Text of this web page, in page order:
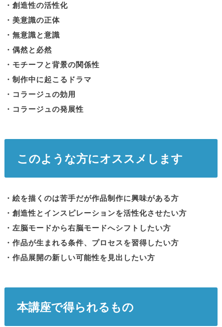
・創造性の活性化
・美意識の正体
・無意識と意識
・偶然と必然
・モチーフと背景の関係性
・制作中に起こるドラマ
・コラージュの効用
・コラージュの発展性
このような方にオススメします
・絵を描くのは苦手だが作品制作に興味がある方
・創造性とインスピレーションを活性化させたい方
・左脳モードから右脳モードへシフトしたい方
・作品が生まれる条件、プロセスを習得したい方
・作品展開の新しい可能性を見出したい方
本講座で得られるもの